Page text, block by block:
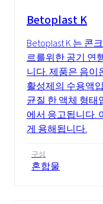
Betoplast K
Betoplast K 는 콘
르를위한 공기 연
니다. 제품은 음이
활성제의 수용액
균질 한 액체 형태
에서 응고됩니다.
게 용해됩니다.
구성
혼합물